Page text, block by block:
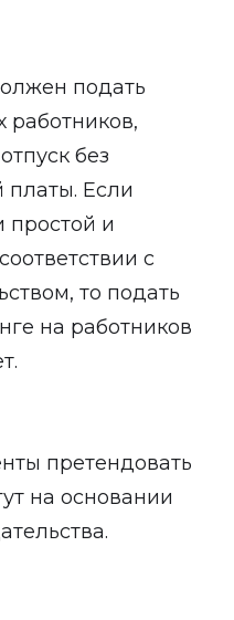
подать
работников,
без
платы. Если
простой и
с
то подать
на работников
претендовать
на основании